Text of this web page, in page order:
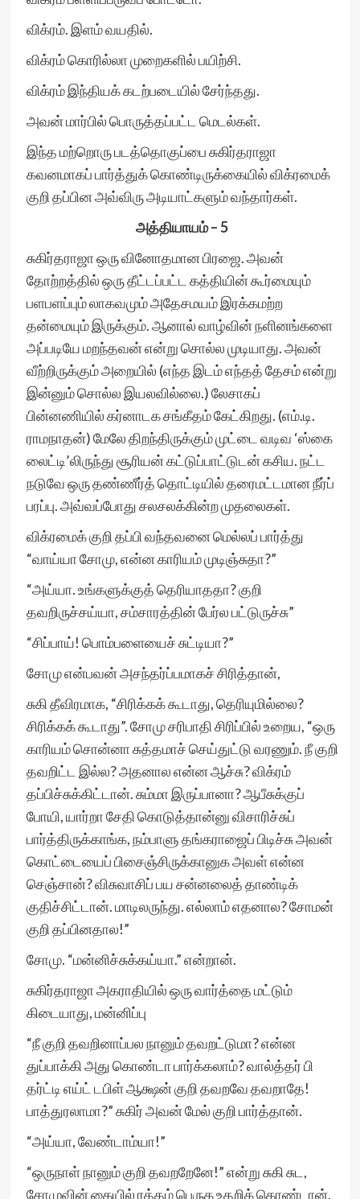
விக்ரம். இளம் வயதில்.
விக்ரம் கொரில்லா முறைகளில் பயிற்சி.
விக்ரம் இந்தியக் கடற்படையில் சேர்ந்தது.
அவன் மார்பில் பொருத்தப்பட்ட மெடல்கள்.
இந்த மற்றொரு படத்தொகுப்பை சுகிர்தராஜா
கவனமாகப் பார்த்துக் கொண்டிருக்கையில் விக்ரமைக்
குறி தப்பின அவ்விரு அடியாட்களும் வந்தார்கள்.
அத்தியாயம் – 5
சுகிர்தராஜா ஒரு வினோதமான பிரஜை. அவன்
தோற்றத்தில் ஒரு தீட்டப்பட்ட கத்தியின் கூர்மையும்
பளபளப்பும் லாகவமும் அதேசமயம் இரக்கமற்ற
தன்மையும் இருக்கும். ஆனால் வாழ்வின் நளினங்களை
அப்படியே மறந்தவன் என்று சொல்ல முடியாது. அவன்
வீற்றிருக்கும் அறையில் (எந்த இடம் எந்தத் தேசம் என்று
இன்னும் சொல்ல இயலவில்லை.) லேசாகப்
பின்னணியில் கர்னாடக சங்கீதம் கேட்கிறது. (எம்.டி.
ராமநாதன்) மேலே திறந்திருக்கும் முட்டை வடிவ ‘ஸ்கை
லைட்டி’லிருந்து சூரியன் கட்டுப்பாட்டுடன் கசிய. நட்ட
நடுவே ஒரு தண்ணீர்த் தொட்டியில் தரைமட்டமான நீர்ப்
பரப்பு. அவ்வப்போது சலசலக்கின்ற முதலைகள்.
விக்ரமைக் குறி தப்பி வந்தவனை மெல்லப் பார்த்து
“வாய்யா சோமு, என்ன காரியம் முடிஞ்சுதா?”
“அய்யா. உங்களுக்குத் தெரியாததா? குறி
தவறிருச்சய்யா, சம்சாரத்தின் பேர்ல பட்டுருச்சு”
“சிப்பாய்! பொம்பளையைச் சுட்டியா?”
சோமு என்பவன் அசந்தர்ப்பமாகச் சிரித்தான்,
சுகி தீவிரமாக, “சிரிக்கக் கூடாது, தெரியுமில்லை?
சிரிக்கக் கூடாது”. சோமு சரிபாதி சிரிப்பில் உறைய, “ஒரு
காரியம் சொன்னா சுத்தமாச் செய்துட்டு வரணும். நீ குறி
தவறிட்ட இல்ல? அதனால என்ன ஆச்சு? விக்ரம்
தப்பிச்சுக்கிட்டான். சும்மா இருப்பானா? ஆபீசுக்குப்
போயி, யார்றா சேதி கொடுத்தான்னு விசாரிச்சுப்
பார்த்திருக்காங்க, நம்பாளு தங்கராஜைப் பிடிச்சு அவன்
கொட்டையைப் பிசைஞ்சிருக்கானுக அவள் என்ன
செஞ்சான்? விசுவாசிப் பய சன்னலைத் தாண்டிக்
குதிச்சிட்டான். மாடிலருந்து. எல்லாம் எதனால? சோமன்
குறி தப்பினதால!”
சோமு. “மன்னிச்சுக்கய்யா.” என்றான்.
சுகிர்தராஜா அகராதியில் ஒரு வார்த்தை மட்டும்
கிடையாது, மன்னிப்பு
“நீ குறி தவறினாப்பல நானும் தவறட்டுமா? என்ன
துப்பாக்கி அது கொண்டா பார்க்கலாம்? வால்த்தர் பி
தர்ட்டி எய்ட் டபிள் ஆக்ஷன் குறி தவறவே தவறாதே!
பாத்துரலாமா?” சுகிர் அவன் மேல் குறி பார்த்தான்.
“அய்யா, வேண்டாம்யா!”
“ஒருநாள் நானும் குறி தவறறேனே!” என்று சுகி சுட,
சோமுவின் கையில் ரத்தம் பெருக உதறிக் கொண்டான்.